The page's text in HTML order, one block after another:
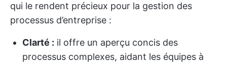
qui le rendent précieux pour la gestion des
processus d’entreprise :
Clarté : il offre un aperçu concis des
processus complexes, aidant les équipes à